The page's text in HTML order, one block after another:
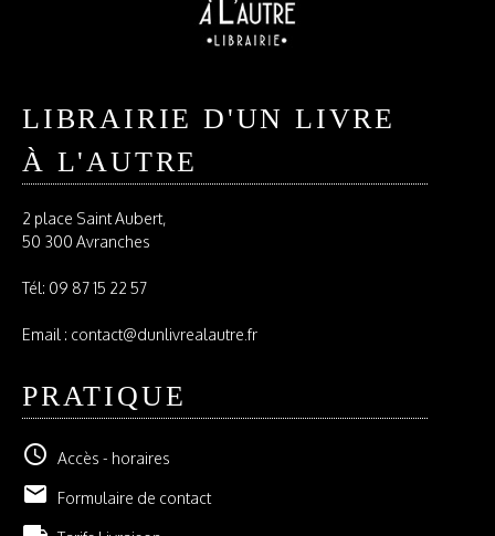
LIBRAIRIE D'UN LIVRE
À L'AUTRE
2 place Saint Aubert,
50 300 Avranches
Tél: 09 87 15 22 57
Email : contact@dunlivrealautre.fr
PRATIQUE
schedule Accès - horaires
email Formulaire de contact